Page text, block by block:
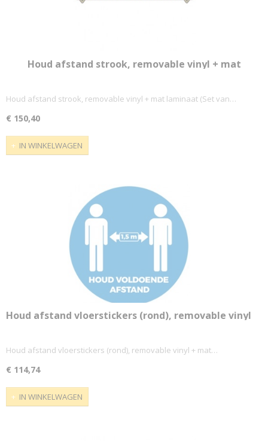
Houd afstand strook, removable vinyl + mat
Houd afstand strook, removable vinyl + mat laminaat (Set van…
€ 150,40
IN WINKELWAGEN
Houd afstand vloerstickers (rond), removable vinyl
Houd afstand vloerstickers (rond), removable vinyl + mat…
€ 114,74
IN WINKELWAGEN